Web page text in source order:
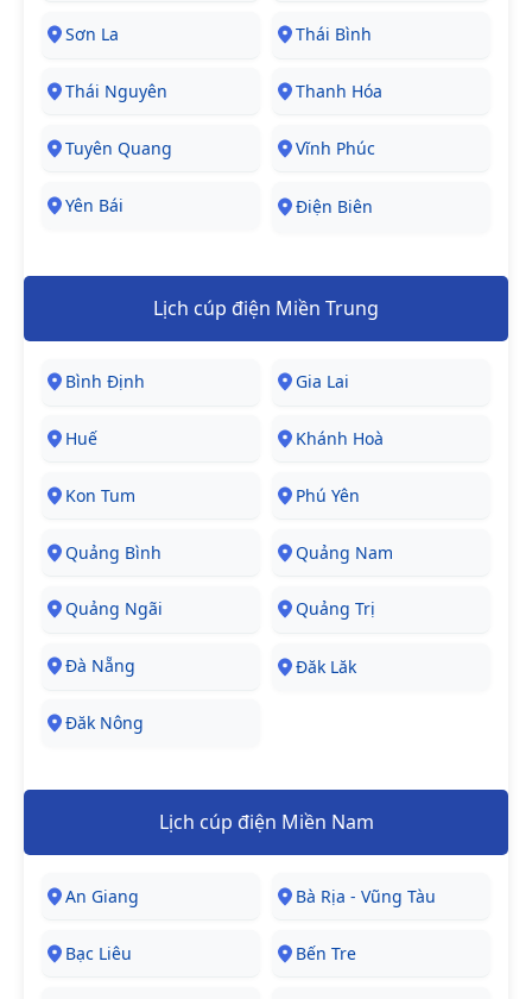
Sơn La Thái Bình
Thái Nguyên Thanh Hóa
Tuyên Quang Vĩnh Phúc
Yên Bái Điện Biên
Lịch cúp điện Miền Trung
Bình Định Gia Lai
Huế Khánh Hoà
Kon Tum Phú Yên
Quảng Bình Quảng Nam
Quảng Ngãi Quảng Trị
Đà Nẵng Đăk Lăk
Đăk Nông
Lịch cúp điện Miền Nam
An Giang Bà Rịa - Vũng Tàu
Bạc Liêu Bến Tre